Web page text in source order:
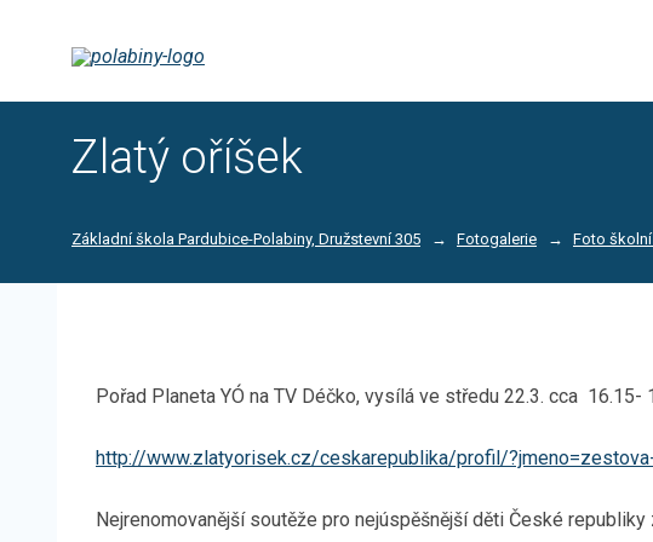
Zlatý oříšek
Základní škola Pardubice-Polabiny, Družstevní 305 Fotogalerie Foto
Pořad Planeta YÓ na TV Déčko, vysílá ve středu 22.3. cca
http://www.zlatyorisek.cz/ceskarepublika/profil/
Nejrenomovanější soutěže pro nejúspěšnější děti České